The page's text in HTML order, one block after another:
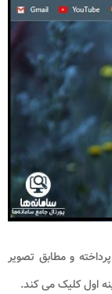
و مطابق تصویر
اول کلیک می کند.